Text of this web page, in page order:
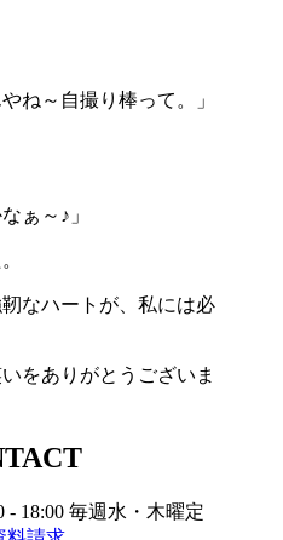
ね～自撮り棒って。」
ぁ～♪」
なハートが、私には必
をありがとうございま
- 18:00 毎週水・木曜定